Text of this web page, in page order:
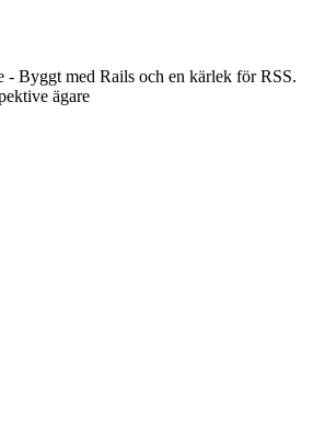
- Byggt med Rails och en kärlek för RSS.
ägare